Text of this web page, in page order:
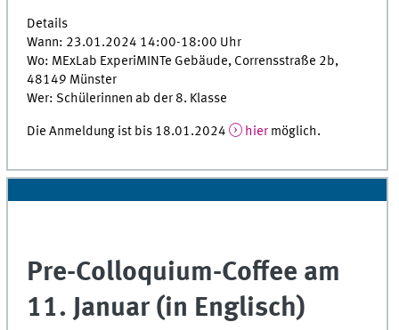
Details
Wann: 23.01.2024 14:00-18:00 Uhr
Wo: MExLab ExperiMINTe Gebäude, Corrensstraße 2b,
48149 Münster
Wer: Schülerinnen ab der 8. Klasse
Die Anmeldung ist bis 18.01.2024 hier möglich.
Pre-Colloquium-Coffee am
11. Januar (in Englisch)